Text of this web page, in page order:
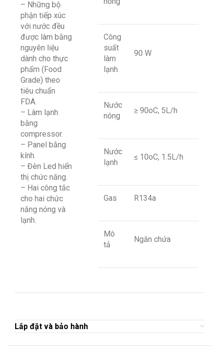
– Những bộ
phận tiếp xúc
với nước đều
được làm bằng
nguyên liệu
dành cho thực
phẩm (Food
Grade) theo
tiêu chuẩn
FDA.
– Làm lạnh
bằng
compressor.
– Panel bằng
kính.
– Đèn Led hiển
thị chức năng.
– Hai công tắc
cho hai chức
năng nóng và
lạnh.
Công
suất
làm
lạnh
90 W
Nước
nóng
≥ 90oC, 5L/h
Nước
lạnh
≤ 10oC, 1.5L/h
Gas R134a
Mô
tả
Ngăn chứa
Lắp đặt và bảo hành